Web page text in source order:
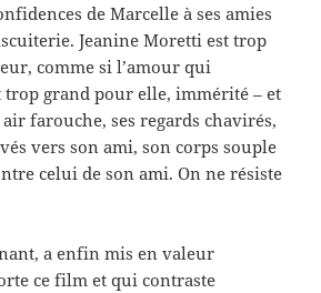
de Marcelle à ses amies
Jeanine Moretti est trop
comme si l’amour qui
trop grand pour elle, immérité – et
farouche, ses regards chavirés,
vers son ami, son corps souple
celui de son ami. On ne résiste
a enfin mis en valeur
ce film et qui contraste